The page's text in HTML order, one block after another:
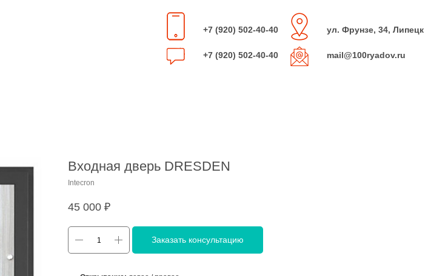
+7 (920) 502-40-40
+7 (920) 502-40-40
ул. Фрунзе, 34, Липецк
mail@100ryadov.ru
Входная дверь DRESDEN
Intecron
45 000 ₽
Заказать консультацию